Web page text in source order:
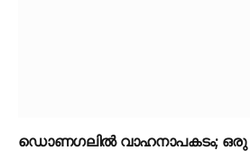
ഡൊണഗലിൽ വാഹനാപകടം; ഒരു